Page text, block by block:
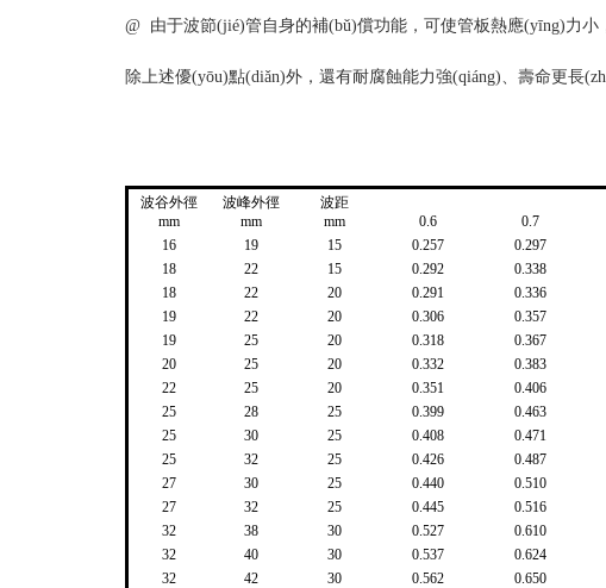
@ 由于波節(jié)管自身的補(bǔ)償功能，可使管板熱應(yīng)力小
除上述優(yōu)點(diǎn)外，還有耐腐蝕能力強(qiáng)、壽命更長
波谷外徑
mm
波峰外徑
mm
波距
mm
0.6 0.7
16
19 15 0.257 0.297
18
22 15 0.292 0.338
18
22 20 0.291 0.336
19
22 20 0.306 0.357
19
25 20 0.318 0.367
20
25 20 0.332 0.383
22
25 20 0.351 0.406
25
28 25 0.399 0.463
25
30 25 0.408 0.471
25
32 25 0.426 0.487
27
30 25 0.440 0.510
27
32 25 0.445 0.516
32
38 30 0.527 0.610
32
40 30 0.537 0.624
32
42 30 0.562 0.650